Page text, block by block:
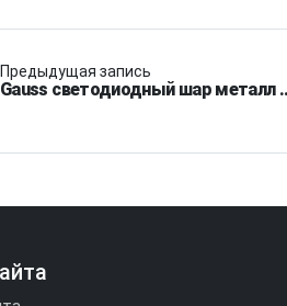
Предыдущая запись
Gauss светодиодный шар металл